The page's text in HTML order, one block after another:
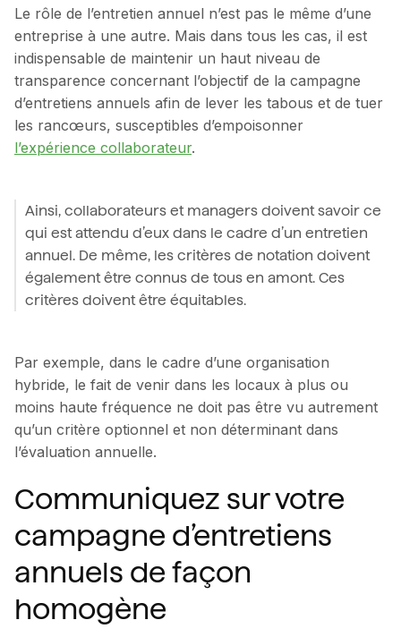
Le rôle de l’entretien annuel n’est pas le même d’une
entreprise à une autre. Mais dans tous les cas, il est
indispensable de maintenir un haut niveau de
transparence concernant l’objectif de la campagne
d’entretiens annuels afin de lever les tabous et de tuer
les rancœurs, susceptibles d’empoisonner
l’expérience collaborateur.
Ainsi, collaborateurs et managers doivent savoir ce
qui est attendu d’eux dans le cadre d’un entretien
annuel. De même, les critères de notation doivent
également être connus de tous en amont. Ces
critères doivent être équitables.
Par exemple, dans le cadre d’une organisation
hybride, le fait de venir dans les locaux à plus ou
moins haute fréquence ne doit pas être vu autrement
qu’un critère optionnel et non déterminant dans
l’évaluation annuelle.
Communiquez sur votre
campagne d’entretiens
annuels de façon
homogène